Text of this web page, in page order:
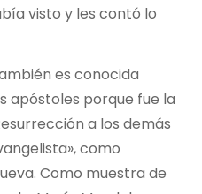
visto y les contó lo
es conocida
apóstoles porque fue la
a los demás
como
Como muestra de